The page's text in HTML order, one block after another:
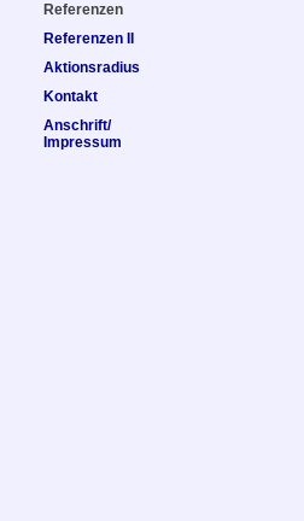
Referenzen
Referenzen II
Aktionsradius
Kontakt
Anschrift/
Impressum